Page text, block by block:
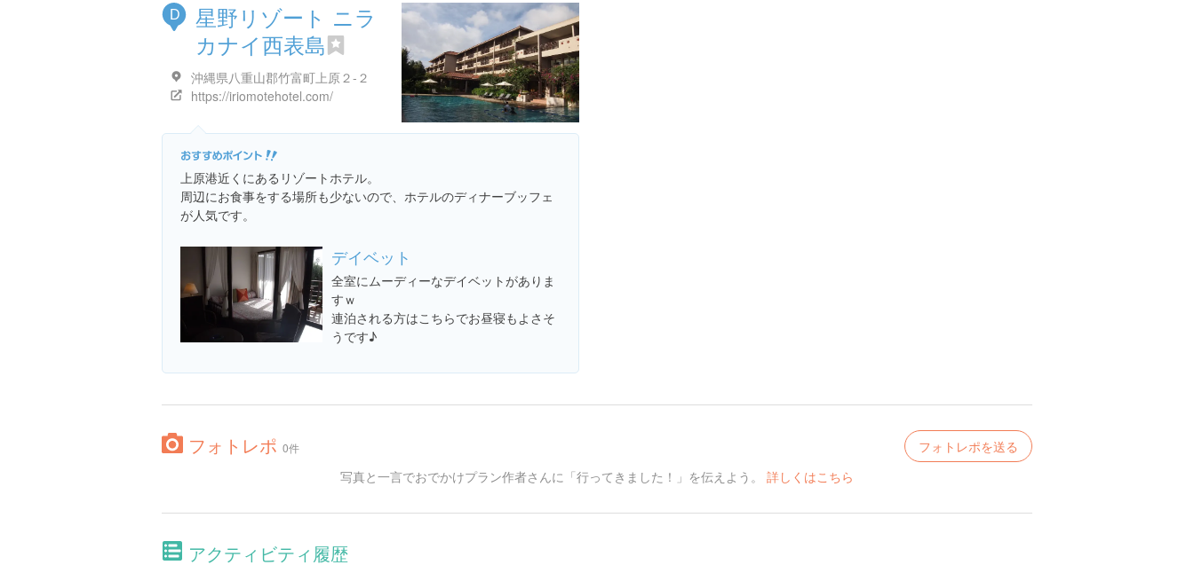
D
星野リゾート ニラ
カナイ西表島
沖縄県八重山郡竹富町上原２-２
https://iriomotehotel.com/
上原港近くにあるリゾートホテル。
周辺にお食事をする場所も少ないので、ホテルのディナーブッフェ
が人気です。
デイベット
全室にムーディーなデイベットがありま
すｗ
連泊される方はこちらでお昼寝もよさそ
うです♪
フォトレポ 0件
フォトレポを送る
写真と一言でおでかけプラン作者さんに「行ってきました！」を伝えよう。 詳しくはこちら
アクティビティ履歴